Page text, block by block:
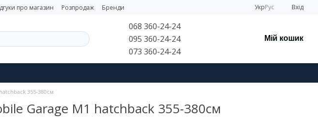
про магазин Розпродаж Бренди УкрРус Вхід
068 360-24-24
095 360-24-24
073 360-24-24
Мій кошик
355-380см
Garage M1 hatchback 355-380см